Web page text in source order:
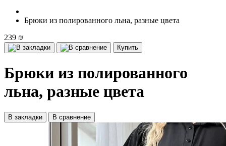
Брюки из полированного льна, разные цвета
239 ₪
Купить
Брюки из полированного
льна, разные цвета
В закладки В сравнение